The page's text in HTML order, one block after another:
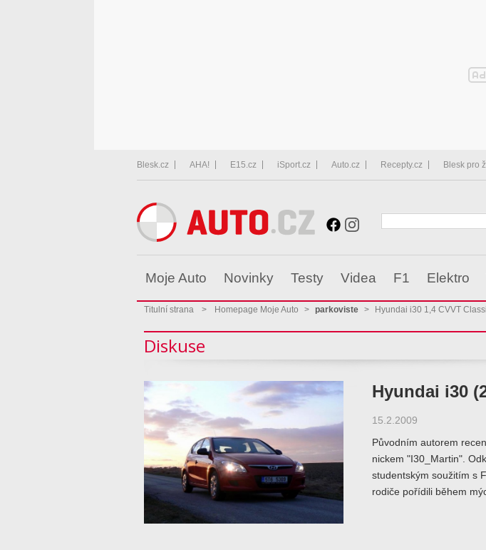
Blesk.cz AHA! E15.cz iSport.cz Auto.cz Recepty.cz Blesk pro
Moje Auto Novinky Testy Videa F1 Elektro
Titulní strana > Homepage Moje Auto > parkoviste > Hyundai i30 1,4 CVVT
Diskuse
Hyundai i30
15.2.2009
Původním autorem
nickem "I30_Martin".
studentským soužitím s
rodiče pořídili během